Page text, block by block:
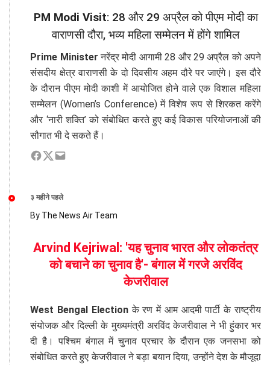
PM Modi Visit: 28 और 29 अप्रैल को पीएम मोदी का
वाराणसी दौरा, भव्य महिला सम्मेलन में होंगे शामिल
Prime Minister नरेंद्र मोदी आगामी 28 और 29 अप्रैल को अपने
संसदीय क्षेत्र वाराणसी के दो दिवसीय अहम दौरे पर जाएंगे। इस दौरे
के दौरान पीएम मोदी काशी में आयोजित होने वाले एक विशाल महिला
सम्मेलन (Women’s Conference) में विशेष रूप से शिरकत करेंगे
और ‘नारी शक्ति’ को संबोधित करते हुए कई विकास परियोजनाओं की
सौगात भी दे सकते हैं।
३ महीने पहले
By The News Air Team
Arvind Kejriwal: 'यह चुनाव भारत और लोकतंत्र
को बचाने का चुनाव है'- बंगाल में गरजे अरविंद
केजरीवाल
West Bengal Electionके रण में आम आदमी पार्टी के राष्ट्रीय
संयोजक और दिल्ली के मुख्यमंत्री अरविंद केजरीवाल ने भी हुंकार भर
दी है। पश्चिम बंगाल में चुनाव प्रचार के दौरान एक जनसभा को
संबोधित करते हुए केजरीवाल ने बड़ा बयान दिया; उन्होंने देश के मौजूदा